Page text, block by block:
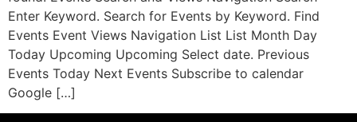
Enter Keyword. Search for Events by Keyword. Find
Events Event Views Navigation List List Month Day
Today Upcoming Upcoming Select date. Previous
Events Today Next Events Subscribe to calendar
Google […]